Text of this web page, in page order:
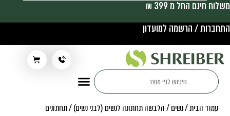
משלוח חינם החל מ 399 ₪
התחברות / הרשמה למועדון
עמוד הבית/נשים/הלבשה תחתונה לנשים (לבני נשים)/תחתונים